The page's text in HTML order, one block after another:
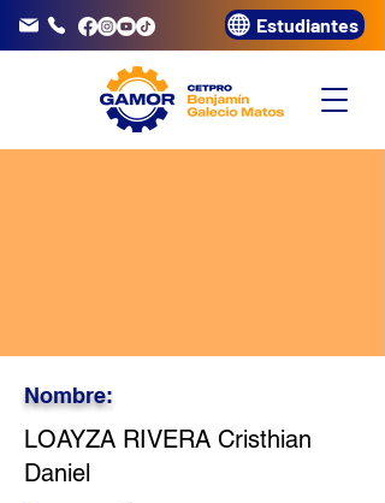
3320072 Estudiantes
Nombre:
LOAYZA RIVERA Cristhian
Daniel